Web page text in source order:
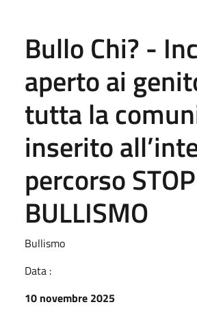
Bullo Chi? -
aperto ai
tutta la
inserito
percorso STOP
BULLISMO
Bullismo
Data :
10 novembre 2025